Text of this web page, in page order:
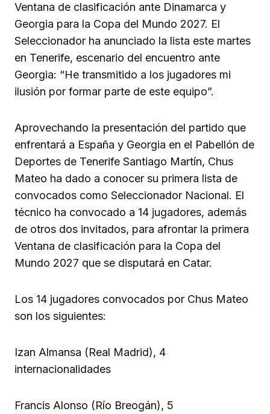
Ventana de clasificación ante Dinamarca y
Georgia para la Copa del Mundo 2027. El
Seleccionador ha anunciado la lista este martes
en Tenerife, escenario del encuentro ante
Georgia: “He transmitido a los jugadores mi
ilusión por formar parte de este equipo”.
Aprovechando la presentación del partido que
enfrentará a España y Georgia en el Pabellón de
Deportes de Tenerife Santiago Martín, Chus
Mateo ha dado a conocer su primera lista de
convocados como Seleccionador Nacional. El
técnico ha convocado a 14 jugadores, además
de otros dos invitados, para afrontar la primera
Ventana de clasificación para la Copa del
Mundo 2027 que se disputará en Catar.
Los 14 jugadores convocados por Chus Mateo
son los siguientes:
Izan Almansa (Real Madrid), 4
internacionalidades
Francis Alonso (Río Breogán), 5